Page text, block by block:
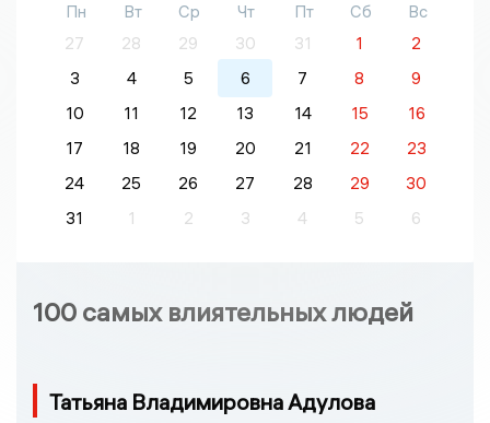
Пн Вт Ср Чт Пт Сб
Вс
27
28 29 30 31 1
2
3
4 5 6 7 8
9
10
11 12 13 14 15
16
17
18 19 20 21 22
23
24
25 26 27 28 29
30
31
1 2 3 4 5 6
100 самых влиятельных людей
Татьяна Владимировна Адулова